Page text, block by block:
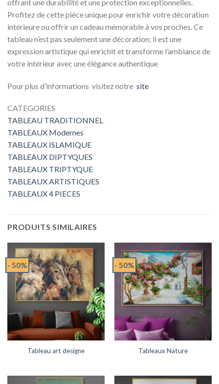
offrant une durabilité et une protection exceptionnelles.
Profitez de cette pièce unique pour enrichir votre décoration
intérieure ou offrir un cadeau mémorable à vos proches. Ce
tableau n’est pas seulement une décoration; il est une
expression artistique qui enrichit et transforme l’ambiance de
votre intérieur avec une élégance authentique
Pour plus d’informations visitez notre site
CATEGORIES
TABLEAU TRADITIONNEL
TABLEAUX Modernes
TABLEAUX ISLAMIQUE
TABLEAUX DIPTYQUES
TABLEAUX TRIPTYQUE
TABLEAUX ARTISTIQUES
TABLEAUX 4 PIECES
PRODUITS SIMILAIRES
- 50%
Tableau art designe
- 50%
Tableaux Nature